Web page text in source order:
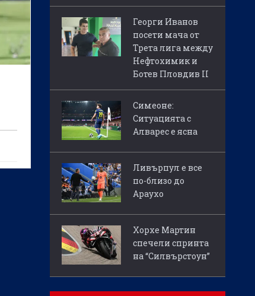
Георги Иванов
посети мача от
Трета лига между
Нефтохимик и
Ботев Пловдив II
Симеоне:
Ситуацията с
Алварес е ясна
Ливърпул е все
по-близо до
Араухо
Хорхе Мартин
спечели спринта
на “Силвърстоун”